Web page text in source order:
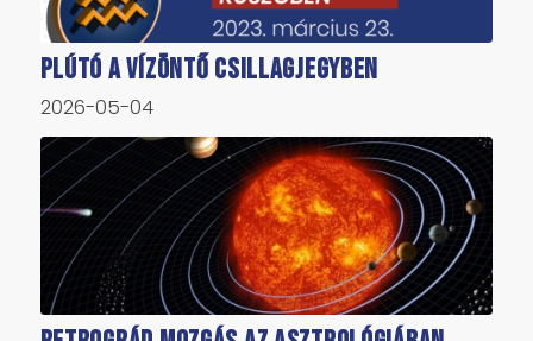
Plútó a Vízöntő csillagjegyben
2026-05-04